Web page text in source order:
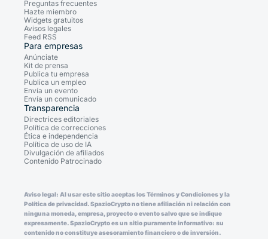
Preguntas frecuentes
Hazte miembro
Widgets gratuitos
Avisos legales
Feed RSS
Para empresas
Anúnciate
Kit de prensa
Publica tu empresa
Publica un empleo
Envía un evento
Envía un comunicado
Transparencia
Directrices editoriales
Política de correcciones
Ética e independencia
Política de uso de IA
Divulgación de afiliados
Contenido Patrocinado
Aviso legal: Al usar este sitio aceptas los Términos y Condiciones y la
Política de privacidad. SpazioCrypto no tiene afiliación ni relación con
ninguna moneda, empresa, proyecto o evento salvo que se indique
expresamente. SpazioCrypto es un sitio puramente informativo: su
contenido no constituye asesoramiento financiero o de inversión.